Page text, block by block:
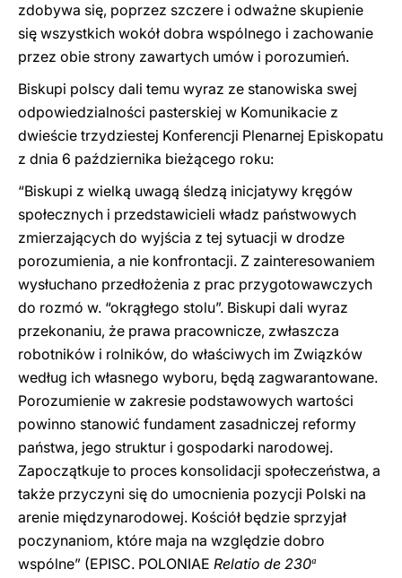
zdobywa się, poprzez szczere i odważne skupienie
się wszystkich wokół dobra wspólnego i zachowanie
przez obie strony zawartych umów i porozumień.
Biskupi polscy dali temu wyraz ze stanowiska swej
odpowiedzialności pasterskiej w Komunikacie z
dwieście trzydziestej Konferencji Plenarnej Episkopatu
z dnia 6 października bieżącego roku:
“Biskupi z wielką uwagą śledzą inicjatywy kręgów
społecznych i przedstawicieli władz państwowych
zmierzających do wyjścia z tej sytuacji w drodze
porozumienia, a nie konfrontacji. Z zainteresowaniem
wysłuchano przedłożenia z prac przygotowawczych
do rozmó w. “okrągłego stolu”. Biskupi dali wyraz
przekonaniu, że prawa pracownicze, zwłaszcza
robotników i rolników, do właściwych im Związków
według ich własnego wyboru, będą zagwarantowane.
Porozumienie w zakresie podstawowych wartości
powinno stanowić fundament zasadniczej reformy
państwa, jego struktur i gospodarki narodowej.
Zapoczątkuje to proces konsolidacji społeczeństwa, a
także przyczyni się do umocnienia pozycji Polski na
arenie międzynarodowej. Kościół będzie sprzyjał
poczynaniom, które maja na względzie dobro
wspólne” (EPISC. POLONIAE Relatio de 230ª